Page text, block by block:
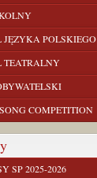
JĘZYKA POLSKIEGO
TEATRALNY
COMPETITION
SP 2025-2026